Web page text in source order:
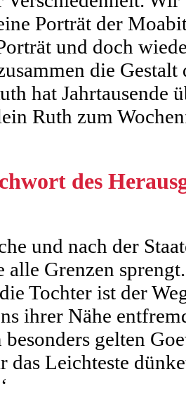
Porträt der
und doch
die
hat Jahrtausende
Ruth zum
des
und nach der
alle Grenzen
Tochter ist der
ihrer Nähe
gelten
das Leichteste